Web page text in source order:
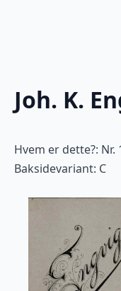
Joh. K.
Hvem er dette?: Nr.
Baksidevariant: C